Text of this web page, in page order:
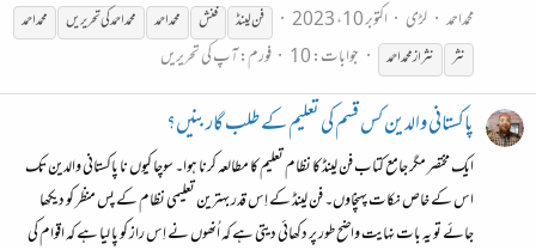
محمداحمد لڑی اکتوبر 10، 2023 فنلینڈ فنش محمد احمد محمد احمد کی تحریریں
محمداحمد
نثر
نثر از محمد احمد جوابات: 10 فورم:آپ کی تحریریں
پاکستانی والدین کس قسم کی تعلیم کے طلب گار بنیں؟
ایک مختصر مگر جامع کتاب فن لینڈ کا نظام تعلیم کا مطالعہ کرنا ہوا۔ سوچا کیوں نا پاکستانی والدین تک
اس کے خاص نکات پہنچاوں۔ فن لینڈ کے اِس قدر بہترین تعلیمی نظام کے پس منظر کو دیکھا
جائے تو یہ بات نہایت واضح طور پر دکھائی دیتی ہے کہ اُنھوں نے اِس راز کو پا لیا ہے کہ اقوام کی